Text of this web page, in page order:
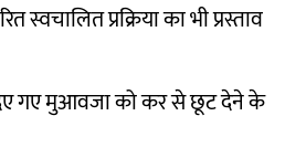
प्रक्रिया का भी प्रस्ताव
दिए गए मुआवजा को कर से छूट देने के